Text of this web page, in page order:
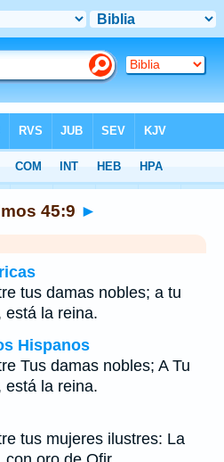
45:9 ►
tus damas nobles; a tu
está la reina.
Hispanos
Tus damas nobles; A Tu
está la reina.
tus mujeres ilustres: La